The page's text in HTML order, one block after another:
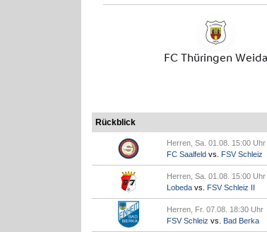
Rückblick
Herren, Sa. 01.08. 15:00 Uhr
FC Saalfeld vs. FSV Schleiz
Herren, Sa. 01.08. 15:00 Uhr
Lobeda vs. FSV Schleiz II
Herren, Fr. 07.08. 18:30 Uhr
FSV Schleiz vs. Bad Berka